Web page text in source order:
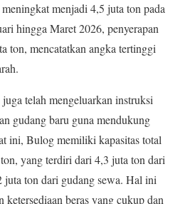
menjadi 4,5 juta ton pada
hingga Maret 2026, penyerapan
ton, mencatatkan angka tertinggi
telah mengeluarkan instruksi
gudang baru guna mendukung
ini, Bulog memiliki kapasitas total
yang terdiri dari 4,3 juta ton dari
juta ton dari gudang sewa. Hal ini
ketersediaan beras yang cukup dan